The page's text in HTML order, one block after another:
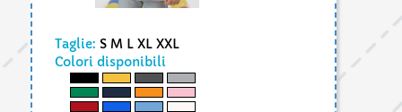
Taglie: S M L XL XXL
Colori disponibili